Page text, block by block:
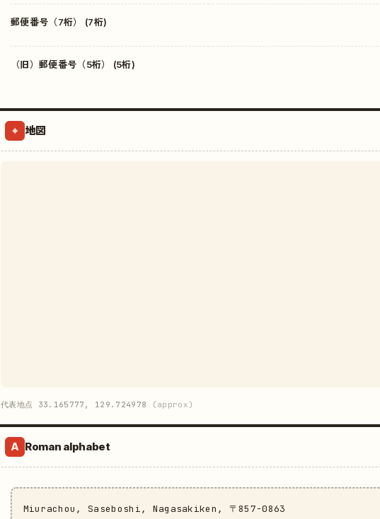
郵便番号（7桁） (7桁)
（旧）郵便番号（5桁） (5桁)
⌖ 地図
代表地点 33.165777, 129.724978 (approx)
A Roman alphabet
Miurachou, Saseboshi, Nagasakiken, 〒857-0863